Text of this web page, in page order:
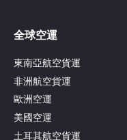
全球空運
東南亞航空貨運
非洲航空貨運
歐洲空運
美國空運
土耳其航空貨運